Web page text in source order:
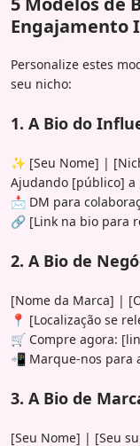
Engajamento
Personalize estes
seu nicho:
1. A Bio do
✨ [Seu Nome] |
Ajudando [público]
📩 DM para
🔗 [Link na bio para
2. A Bio de
[Nome da Marca] |
📍 [Localização se
🛒 Compre agora:
📲 Marque-nos para
3. A Bio de
[Seu Nome] | [Seu